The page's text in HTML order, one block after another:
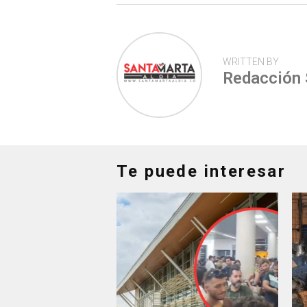
WRITTEN BY
Redacción
Te puede interesar